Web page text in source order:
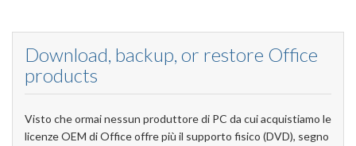
Download, backup, or restore Office
products
Visto che ormai nessun produttore di PC da cui acquistiamo le
licenze OEM di Office offre più il supporto fisico (DVD), segno